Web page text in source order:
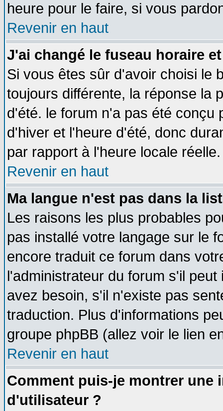
heure pour le faire, si vous
Revenir en haut
J'ai changé le fuseau horaire
Si vous êtes sûr d'avoir choisi le
toujours différente, la réponse la
d'été. le forum n'a pas été conçu
d'hiver et l'heure d'été, donc
par rapport à l'heure locale réelle.
Revenir en haut
Ma langue n'est pas dans la
Les raisons les plus probables
pas installé votre langage sur le
encore traduit ce forum dans
l'administrateur du forum s'il
avez besoin, s'il n'existe pas
traduction. Plus d'informations
groupe phpBB (allez voir le lien
Revenir en haut
Comment puis-je montrer une
d'utilisateur ?